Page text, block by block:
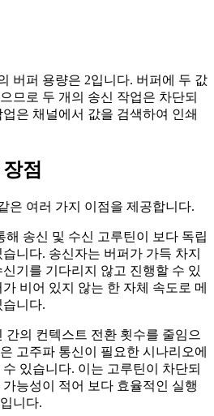
버퍼 용량은 2입니다. 버퍼에 두 값
므로 두 개의 송신 작업은 차단되
은 채널에서 값을 검색하여 인쇄
점
은 여러 가지 이점을 제공합니다.
해 송신 및 수신 고루틴이 보다 독립
니다. 송신자는 버퍼가 가득 차지
기를 기다리지 않고 진행할 수 있
비어 있지 않는 한 자체 속도로 메
니다.
간의 컨텍스트 전환 횟수를 줄임으
고주파 통신이 필요한 시나리오에
있습니다. 이는 고루틴이 차단되
능성이 적어 보다 효율적인 실행
니다.